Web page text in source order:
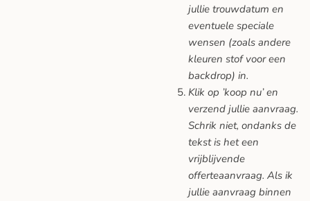
jullie trouwdatum en
eventuele speciale
wensen (zoals andere
kleuren stof voor een
backdrop) in.
Klik op ’koop nu’ en
verzend jullie aanvraag.
Schrik niet, ondanks de
tekst is het een
vrijblijvende
offerteaanvraag. Als ik
jullie aanvraag binnen